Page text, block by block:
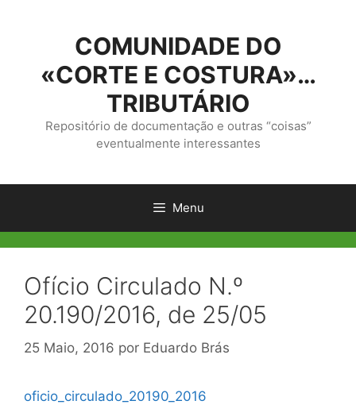
conteúdo
COMUNIDADE DO
«CORTE E COSTURA»…
TRIBUTÁRIO
Repositório de documentação e outras “coisas”
eventualmente interessantes
Menu
Ofício Circulado N.º
20.190/2016, de 25/05
25 Maio, 2016 por Eduardo Brás
oficio_circulado_20190_2016